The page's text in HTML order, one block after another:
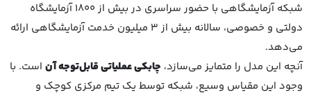
شبکه آزمایشگاهی با حضور سراسری در بیش از ۱۸۰۰ آزمایشگاه
دولتی و خصوصی، سالانه بیش از ۳ میلیون خدمت آزمایشگاهی ارائه
می‌دهد.
آنچه این مدل را متمایز می‌سازد، چابکی عملیاتی قابل‌توجه آن است. با
وجود این مقیاس وسیع، شبکه توسط یک تیم مرکزی کوچک و